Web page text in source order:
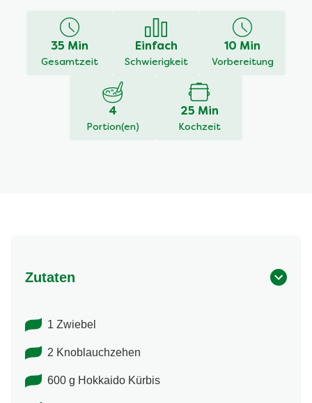
abgegeben35 Min
Gesamtzeit
Einfach
Schwierigkeit
10 Min
Vorbereitung
4
Portion(en)
25 Min
Kochzeit
Zutaten
1 Zwiebel
2 Knoblauchzehen
600 g Hokkaido Kürbis